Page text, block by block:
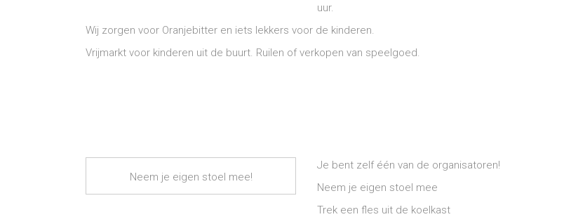
uur.
Wij zorgen voor Oranjebitter en iets lekkers voor de kinderen.
Vrijmarkt voor kinderen uit de buurt. Ruilen of verkopen van speelgoed.
Neem je eigen stoel mee!
Je bent zelf één van de organisatoren!
Neem je eigen stoel mee
Trek een fles uit de koelkast